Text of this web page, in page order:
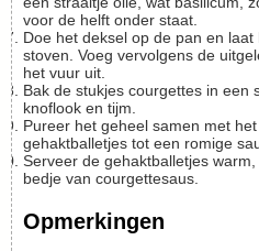
voor de helft onder staat.
Doe het deksel op de pan en laat het geheel ca. 10 minuten
stoven. Voeg vervolgens de
het vuur uit.
Bak de stukjes courgettes in een scheutje olie met zout,
knoflook en tijm.
Pureer het geheel samen met het kookvocht van de
gehaktballetjes tot een romige
Serveer de gehaktballetjes warm, met stukjes wortel op een
bedje van courgettesaus.
Opmerkingen